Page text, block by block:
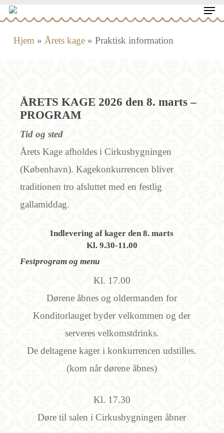
Skip
to
main
Menu
Hjem » Årets kage» Praktisk information
ÅRETS KAGE 2026 den 8. marts –
PROGRAM
Tid og sted
Årets Kage afholdes i Cirkusbygningen
(København). Kagekonkurrencen bliver
traditionen tro afsluttet med en festlig
gallamiddag.
Indlevering af kager den 8. marts
Kl. 9.30-11.00
Festprogram og menu
Kl. 17.00
Dørene åbnes og oldermanden for
Konditorlauget byder velkommen og der
serveresvelkomstdrinks.
De deltagene kager i konkurrencen udstilles.
(kom når dørene åbnes)
Kl. 17.30
Døre til salen i Cirkusbygningen åbner